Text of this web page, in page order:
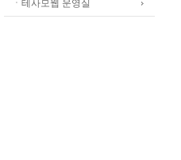
ㆍ테사모웹 운영실